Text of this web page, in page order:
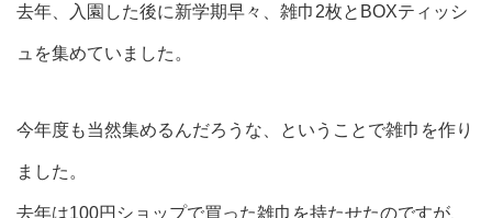
去年、入園した後に新学期早々、雑巾2枚とBOXティッシ
ュを集めていました。
今年度も当然集めるんだろうな、ということで雑巾を作り
ました。
去年は100円ショップで買った雑巾を持たせたのですが、